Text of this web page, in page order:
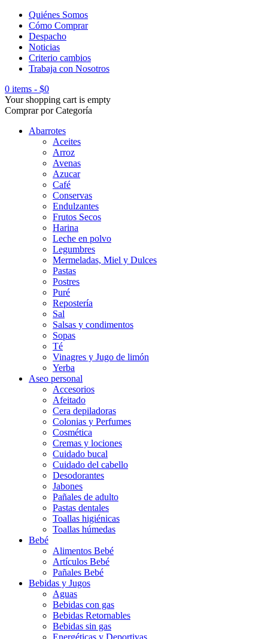
Quiénes Somos
Cómo Comprar
Despacho
Noticias
Criterio cambios
Trabaja con Nosotros
0 items - $0
Your shopping cart is empty
Comprar por Categoría
Abarrotes
Aceites
Arroz
Avenas
Azucar
Café
Conservas
Endulzantes
Frutos Secos
Harina
Leche en polvo
Legumbres
Mermeladas, Miel y Dulces
Pastas
Postres
Puré
Repostería
Sal
Salsas y condimentos
Sopas
Té
Vinagres y Jugo de limón
Yerba
Aseo personal
Accesorios
Afeitado
Cera depiladoras
Colonias y Perfumes
Cosmética
Cremas y lociones
Cuidado bucal
Cuidado del cabello
Desodorantes
Jabones
Pañales de adulto
Pastas dentales
Toallas higiénicas
Toallas húmedas
Bebé
Alimentos Bebé
Artículos Bebé
Pañales Bebé
Bebidas y Jugos
Aguas
Bebidas con gas
Bebidas Retornables
Bebidas sin gas
Energéticas y Deportivas